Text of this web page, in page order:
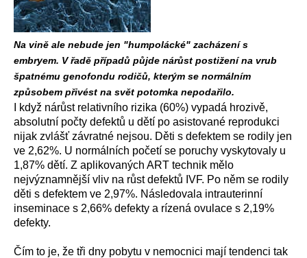
Na vině ale nebude jen "humpolácké" zacházení s
embryem. V řadě případů půjde nárůst postižení na vrub
špatnému genofondu rodičů, kterým se normálním
způsobem přivést na svět potomka nepodařilo.
I když nárůst relativního rizika (60%) vypadá hrozivě,
absolutní počty defektů u dětí po asistované reprodukci
nijak zvlášť závratné nejsou. Děti s defektem se rodily jen
ve 2,62%. U normálních početí se poruchy vyskytovaly u
1,87% dětí. Z aplikovaných ART technik mělo
nejvýznamnější vliv na růst defektů IVF. Po něm se rodily
děti s defektem ve 2,97%. Následovala intrauterinní
inseminace s 2,66% defekty a rízená ovulace s 2,19%
defekty.
Čím to je, že tři dny pobytu v nemocnici mají tendenci tak